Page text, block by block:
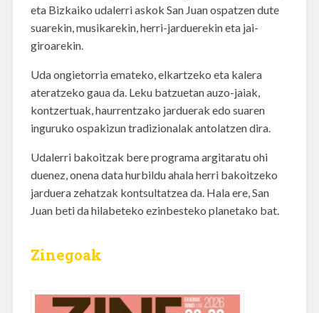
eta Bizkaiko udalerri askok San Juan ospatzen dute
suarekin, musikarekin, herri-jarduerekin eta jai-
giroarekin.
Uda ongietorria emateko, elkartzeko eta kalera
ateratzeko gaua da. Leku batzuetan auzo-jaiak,
kontzertuak, haurrentzako jarduerak edo suaren
inguruko ospakizun tradizionalak antolatzen dira.
Udalerri bakoitzak bere programa argitaratu ohi
duenez, onena data hurbildu ahala herri bakoitzeko
jarduera zehatzak kontsultatzea da. Hala ere, San
Juan beti da hilabeteko ezinbesteko planetako bat.
Zinegoak